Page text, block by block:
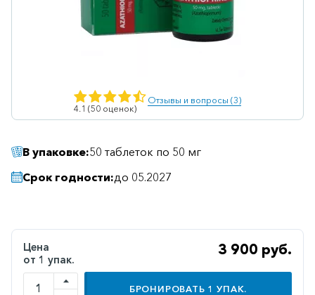
Ветеринарные
Витаминные
Гепатопротекторы
Диабетические
Желудочно-
кишечные
4.1 (50 оценок)
Отзывы и вопросы (3)
В упаковке:50 таблеток по 50 мг
Срок годности:до 05.2027
Цена
от 1 упак.
3 900 руб.
БРОНИРОВАТЬ 1 УПАК.